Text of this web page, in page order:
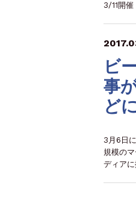
3/11開
ビ
事
ど
3月6日
規模の
ディアに